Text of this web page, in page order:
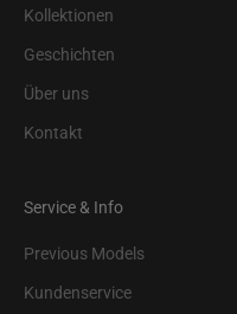
Kollektionen
Geschichten
Über uns
Kontakt
Service & Info
Previous Models
Kundenservice